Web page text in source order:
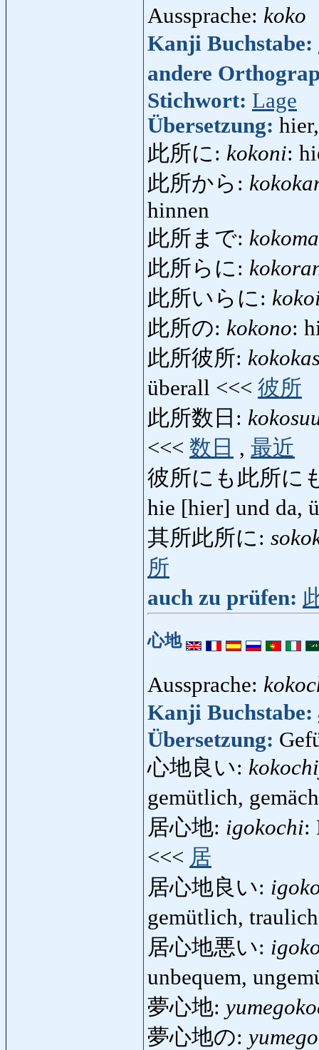
Aussprache: koko
Kanji Buchstabe:
andere
Stichwort: Lage
Übersetzung:
此所に: kokoni:
此所から:
hinnen
此所まで:
此所らに:
此所いらに:
此所の: kokono:
此所彼所:
überall <<< 彼所
此所数日:
<<< 数日 , 最近
彼所にも此所に
hie [hier] und da,
其所此所に:
所
auch zu prüfen:
心地
Aussprache:
Kanji Buchstabe:
Übersetzung:
心地良い:
gemütlich,
居心地: igokochi:
<<< 居
居心地良い:
gemütlich,
居心地悪い:
unbequem,
夢心地:
夢心地の: